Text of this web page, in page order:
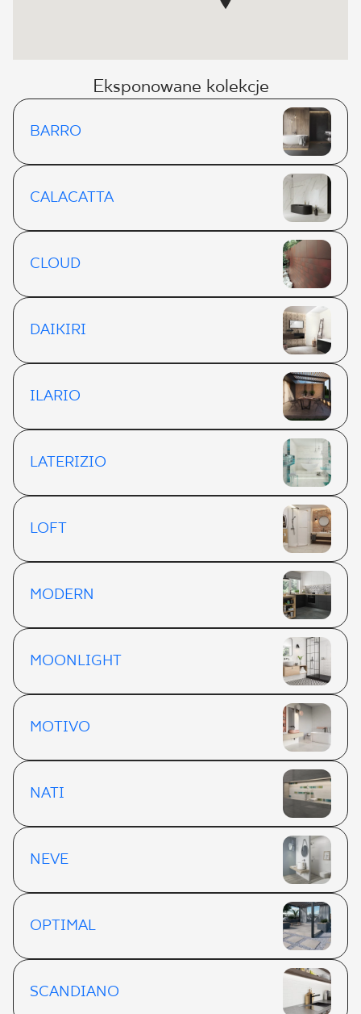
Eksponowane kolekcje
BARRO
CALACATTA
CLOUD
DAIKIRI
ILARIO
LATERIZIO
LOFT
MODERN
MOONLIGHT
MOTIVO
NATI
NEVE
OPTIMAL
SCANDIANO